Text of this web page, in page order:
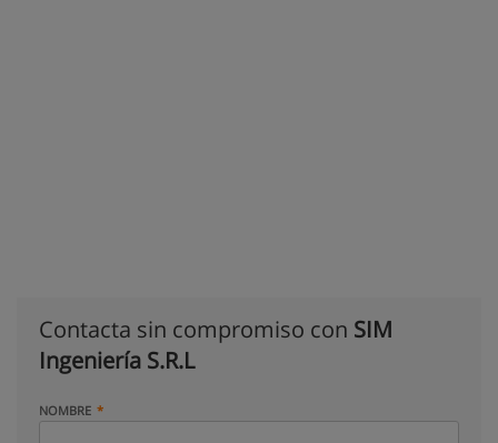
Contacta sin compromiso con SIM
Ingeniería S.R.L
NOMBRE